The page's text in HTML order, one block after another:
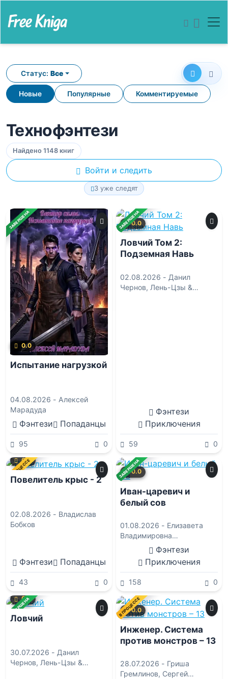
Новые Популярные Комментируемые
Статус: Все
Технофэнтези
Найдено 1148 книг
Войти и следить
3 уже следят
ЗАВЕРШЕНА
0.0
Испытание нагрузкой
04.08.2026 - Алексей
Марадуда
Фэнтези Попаданцы
95 0
ЗАВЕРШЕНА
0.0
Ловчий Том 2:
Подземная Навь
02.08.2026 - Данил
Чернов, Лень-Цзы &
Фэнтези
Приключения
59 0
В ПРОЦЕССЕ
0.0
Повелитель крыс - 2
02.08.2026 - Владислав
Бобков
Фэнтези Попаданцы
43 0
ЗАВЕРШЕНА
0.0
Иван-царевич и
белый сов
01.08.2026 - Елизавета
Владимировна
СоболянскаяФэнтези
Приключения
158 0
ЗАВЕРШЕНА
0.0
Ловчий
30.07.2026 - Данил
Чернов, Лень-Цзы &
В ПРОЦЕССЕ
0.0
Инженер. Система
против монстров – 13
28.07.2026 - Гриша
Гремлинов, Сергей